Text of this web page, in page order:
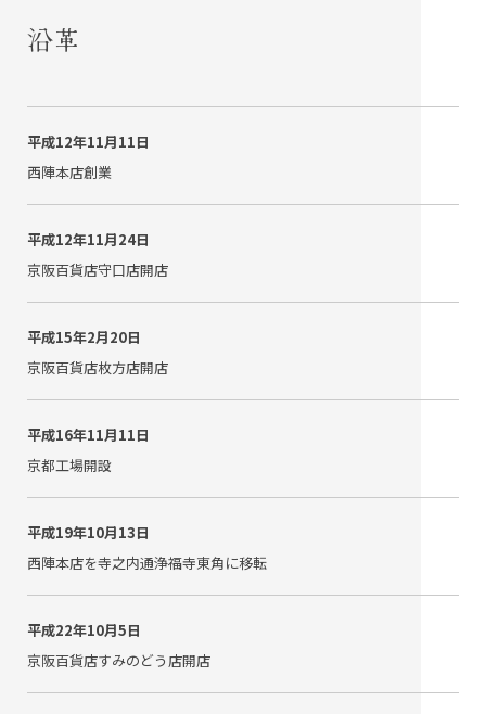
沿革
平成12年11月11日
西陣本店創業
平成12年11月24日
京阪百貨店守口店開店
平成15年2月20日
京阪百貨店枚方店開店
平成16年11月11日
京都工場開設
平成19年10月13日
西陣本店を寺之内通浄福寺東角に移転
平成22年10月5日
京阪百貨店すみのどう店開店